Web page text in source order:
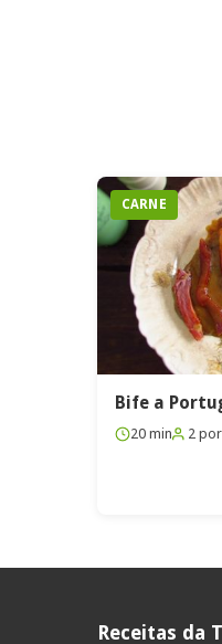
CARNE
Bife a
20 min 2
Receitas da